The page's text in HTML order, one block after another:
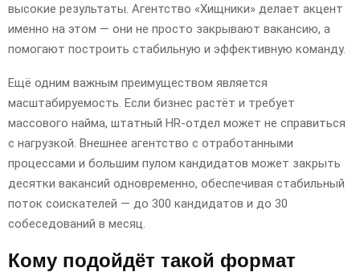
высокие результаты. Агентство «Хищники» делает акцент
именно на этом — они не просто закрывают вакансию, а
помогают построить стабильную и эффективную команду.
Ещё одним важным преимуществом является
масштабируемость. Если бизнес растёт и требует
массового найма, штатный HR-отдел может не справиться
с нагрузкой. Внешнее агентство с отработанными
процессами и большим пулом кандидатов может закрыть
десятки вакансий одновременно, обеспечивая стабильный
поток соискателей — до 300 кандидатов и до 30
собеседований в месяц.
Кому подойдёт такой формат